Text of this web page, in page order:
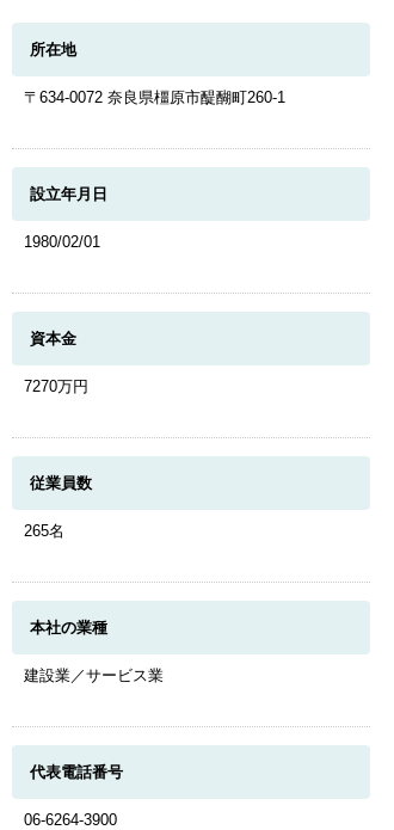
所在地
〒634-0072 奈良県橿原市醍醐町260-1
設立年月日
1980/02/01
資本金
7270万円
従業員数
265名
本社の業種
建設業／サービス業
代表電話番号
06-6264-3900